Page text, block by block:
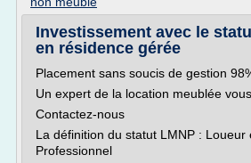
Investissement avec le
en résidence gérée
Placement sans soucis de gestion
Un expert de la location meublée
Contactez-nous
La définition du statut LMNP : Loueur
Professionnel